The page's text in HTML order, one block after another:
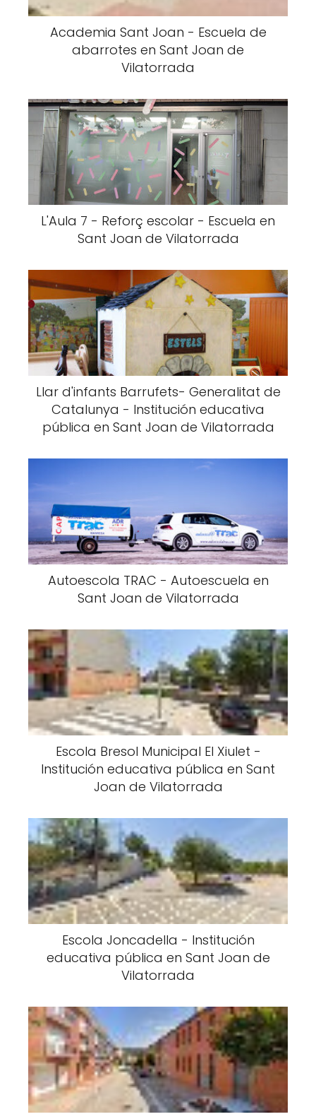
Academia Sant Joan - Escuela de
abarrotes en Sant Joan de
Vilatorrada
L'Aula 7 - Reforç escolar - Escuela en
Sant Joan de Vilatorrada
Llar d'infants Barrufets- Generalitat de
Catalunya - Institución educativa
pública en Sant Joan de Vilatorrada
Autoescola TRAC - Autoescuela en
Sant Joan de Vilatorrada
Escola Bresol Municipal El Xiulet -
Institución educativa pública en Sant
Joan de Vilatorrada
Escola Joncadella - Institución
educativa pública en Sant Joan de
Vilatorrada